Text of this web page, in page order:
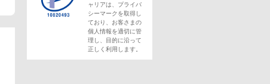
ャリアは、プライバ
シーマークを取得し
ており、お客さまの
個人情報を適切に管
理し、目的に沿って
正しく利用します。